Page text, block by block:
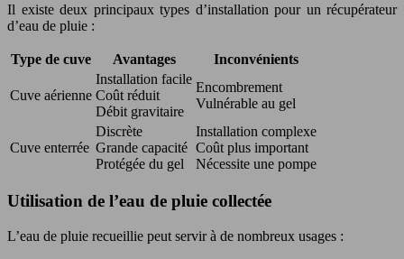
Il existe deux principaux types d’installation pour un récupérateur
d’eau de pluie :
Type de cuve Avantages Inconvénients
Cuve aérienne
Installation facile
Coût réduit
Débit gravitaire
Encombrement
Vulnérable au gel
Cuve enterrée
Discrète
Grande capacité
Protégée du gel
Installation complexe
Coût plus important
Nécessite une pompe
Utilisation de l’eau de pluie collectée
L’eau de pluie recueillie peut servir à de nombreux usages :